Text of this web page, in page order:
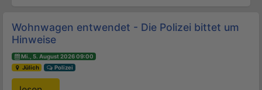
Wohnwagen entwendet - Die Polizei bittet um
Hinweise
Mi., 5. August 2026 09:00
Jülich
Polizei